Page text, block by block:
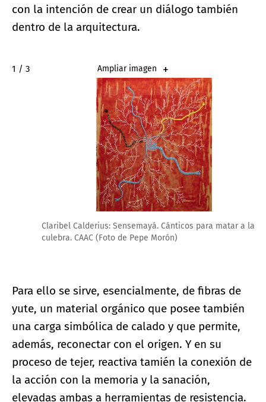
con la intención de crear un diálogo también
dentro de la arquitectura.
2 / 3 Ampliar imagen
Claribel Calderius: Sensemayá. Cánticos para matar a la
culebra. CAAC (Foto de Pepe Morón)
Para ello se sirve, esencialmente, de fibras de
yute, un material orgánico que posee también
una carga simbólica de calado y que permite,
además, reconectar con el origen. Y en su
proceso de tejer, reactiva tamién la conexión de
la acción con la memoria y la sanación,
elevadas ambas a herramientas de resistencia.